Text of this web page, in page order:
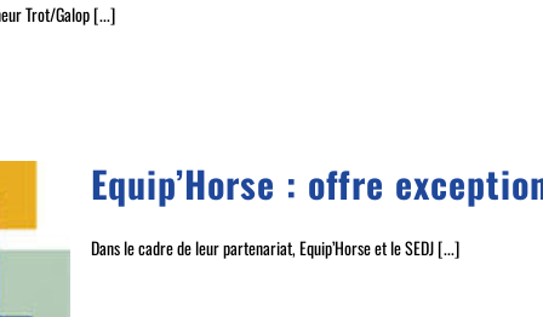
Trot/Galop [...]
Equip’Horse : offre
Dans le cadre de leur partenariat, Equip’Horse et le SEDJ [...]